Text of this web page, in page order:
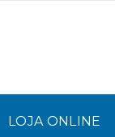
LOJA ONLINE